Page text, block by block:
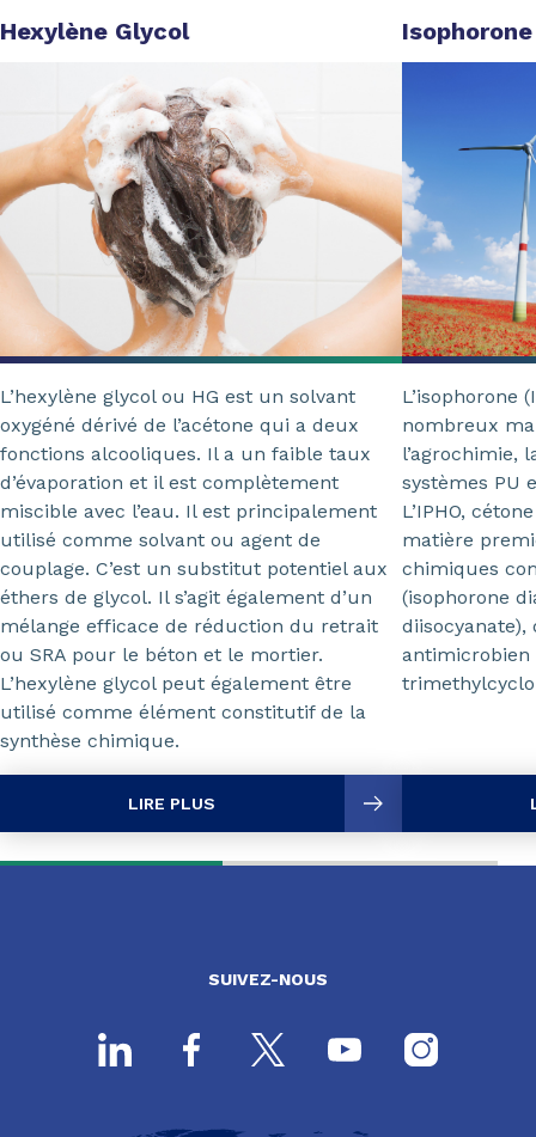
Hexylène Glycol
L’hexylène glycol ou HG est un solvant
oxygéné dérivé de l’acétone qui a deux
fonctions alcooliques. Il a un faible taux
d’évaporation et il est complètement
miscible avec l’eau. Il est principalement
utilisé comme solvant ou agent de
couplage. C’est un substitut potentiel aux
éthers de glycol. Il s’agit également d’un
mélange efficace de réduction du retrait
ou SRA pour le béton et le mortier.
L’hexylène glycol peut également être
utilisé comme élément constitutif de la
synthèse chimique.
LIRE PLUS
Isophorone
L’isophorone
nombreux
l’agrochimie,
systèmes PU
L’IPHO,
matière
chimiques
(isophorone
diisocyanate),
antimicrobien
SUIVEZ-NOUS